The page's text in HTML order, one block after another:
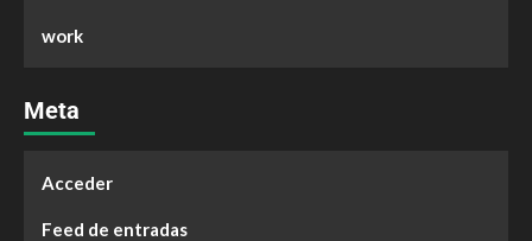
work
Meta
Acceder
Feed de entradas